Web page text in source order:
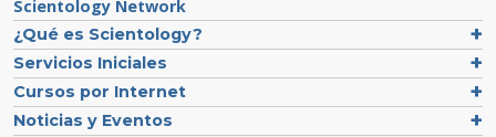
Scientology Network
¿Qué es Scientology?
Servicios Iniciales
Cursos por Internet
Noticias y Eventos